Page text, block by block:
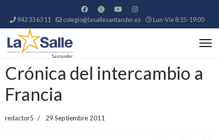
942 33 63 11 colegio@lasallesantander.es Lun-Vie 8:15-19:00
Crónica del intercambio a
Francia
redactor5 29 Septiembre 2011